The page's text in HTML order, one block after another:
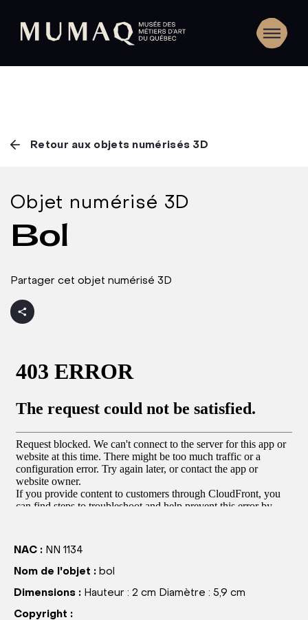
Retour aux objets numérisés 3D
Objet numérisé 3D
Bol
Partager cet objet numérisé 3D
NAC : NN 1134
Nom de l'objet : bol
Dimensions : Hauteur : 2 cm Diamètre : 5,9 cm
Copyright :